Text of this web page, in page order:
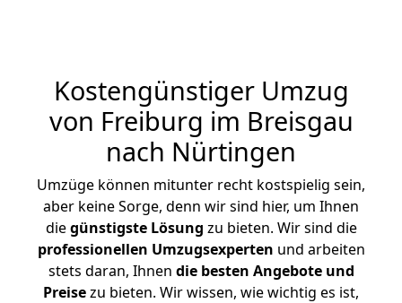
Kostengünstiger Umzug
von Freiburg im Breisgau
nach Nürtingen
Umzüge können mitunter recht kostspielig sein,
aber keine Sorge, denn wir sind hier, um Ihnen
diegünstigste Lösung zu bieten. Wir sind die
professionellen Umzugsexperten und arbeiten
stets daran, Ihnen die besten Angebote und
Preisezu bieten. Wir wissen, wie wichtig es ist,